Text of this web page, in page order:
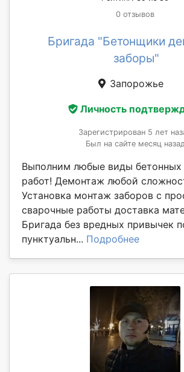
0 отзывов
Бригада "Бетонщики
заборы"
Запорожье
Личность
Зарегистрирован 5 лет
Был на сайте месяц назад
Выполним любые виды бетонных
работ! Демонтаж любой
Установка монтаж заборов с
сварочные работы доставка
Бригада без вредных привычек
пунктуальн... Подробнее